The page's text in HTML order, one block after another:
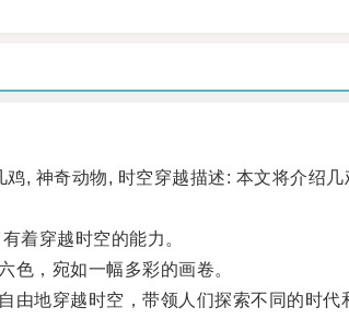
神奇动物, 时空穿越描述: 本文将介绍
穿越时空的能力。
，宛如一幅多彩的画卷。
地穿越时空，带领人们探索不同的时代